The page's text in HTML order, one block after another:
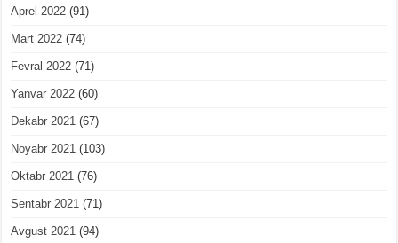
Aprel 2022 (91)
Mart 2022 (74)
Fevral 2022 (71)
Yanvar 2022 (60)
Dekabr 2021 (67)
Noyabr 2021 (103)
Oktabr 2021 (76)
Sentabr 2021 (71)
Avgust 2021 (94)